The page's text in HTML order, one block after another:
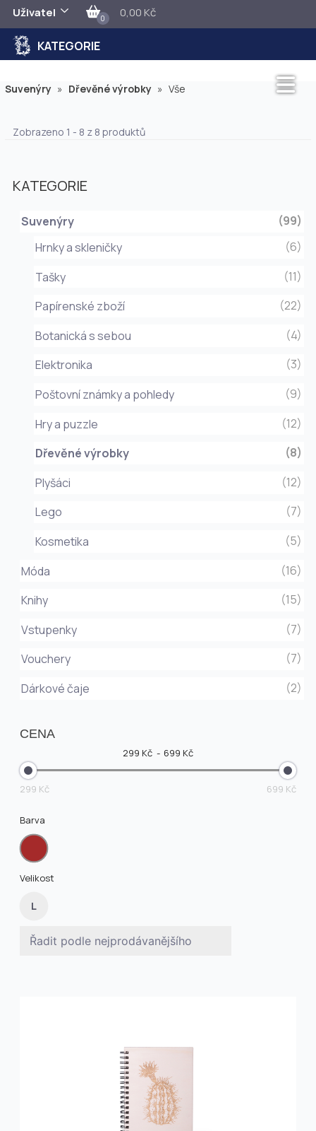
Uživatel 0 0,00 Kč
KATEGORIE
Suvenýry » Dřevěné výrobky » Vše
Zobrazeno 1 - 8 z 8 produktů
KATEGORIE
Suvenýry
(99)
Hrnky a skleničky
(6)
Tašky
(11)
Papírenské zboží
(22)
Botanická s sebou
(4)
Elektronika
(3)
Poštovní známky a pohledy
(9)
Hry a puzzle
(12)
Dřevěné výrobky
(8)
Plyšáci
(12)
Lego
(7)
Kosmetika
(5)
Móda
(16)
Knihy
(15)
Vstupenky
(7)
Vouchery
(7)
Dárkové čaje
(2)
CENA
299 Kč 699 Kč
299 Kč 699 Kč
Barva
Velikost
L